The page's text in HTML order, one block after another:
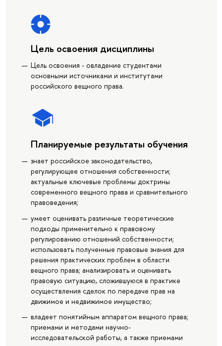
Цель освоения дисциплины
Цель освоения - овладение студентами
основными источниками и институтами
российского вещного права.
Планируемые результаты обучения
знает российское законодательство,
регулирующее отношения собственности;
актуальные ключевые проблемы доктрины
современного вещного права и сравнительного
правоведения;
умеет оценивать различные теоретические
подходы применительно к правовому
регулированию отношений собственности;
использовать полученные правовые знания для
решения практических проблем в области
вещного права; анализировать и оценивать
правовую ситуацию, сложившуюся в практике
осуществления сделок по передаче прав на
движимое и недвижимое имущество;
владеет понятийным аппаратом вещного права;
приемами и методами научно-
исследовательской работы, а также приемами